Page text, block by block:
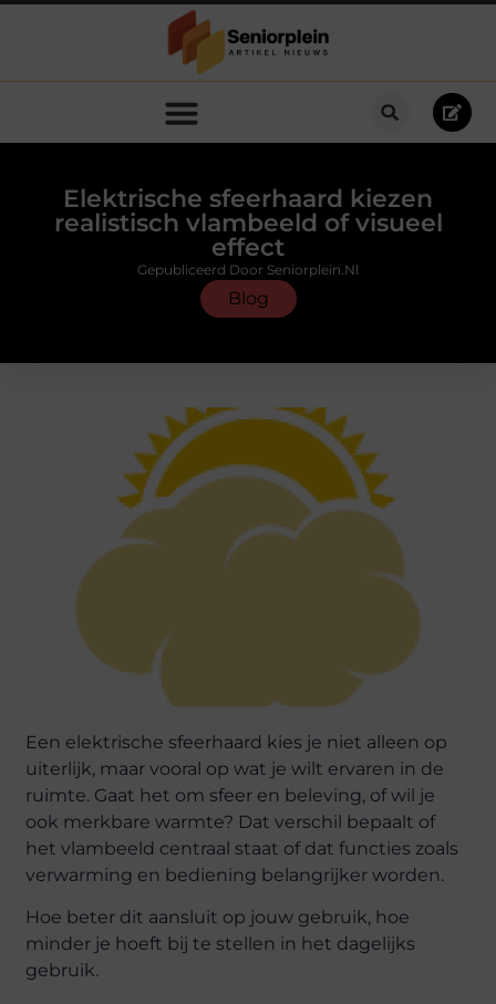
Elektrische sfeerhaard kiezen
realistisch vlambeeld of visueel
effect
Blog
Gepubliceerd Door Seniorplein.nl
Een elektrische sfeerhaard kies je niet alleen op
uiterlijk, maar vooral op wat je wilt ervaren in de
ruimte. Gaat het om sfeer en beleving, of wil je
ook merkbare warmte? Dat verschil bepaalt of
het vlambeeld centraal staat of dat functies zoals
verwarming en bediening belangrijker worden.
Hoe beter dit aansluit op jouw gebruik, hoe
minder je hoeft bij te stellen in het dagelijks
gebruik.